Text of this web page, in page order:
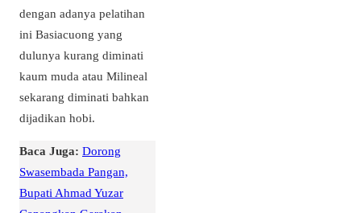
dengan adanya pelatihan
ini Basiacuong yang
dulunya kurang diminati
kaum muda atau Milineal
sekarang diminati bahkan
dijadikan hobi.
Baca Juga: Dorong
Swasembada Pangan,
Bupati Ahmad Yuzar